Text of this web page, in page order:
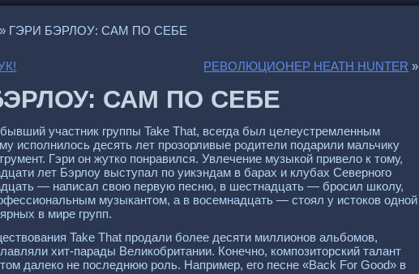
» ГЭРИ БЭРЛОУ: САМ ПО СЕБЕ
РЕВОЛЮЦИОНЕР HEATH HUNTER »
САМ ПО СЕБЕ
участник группы Take That, всегда был целеустремленным
исполнилось десять лет прозорливые родители подарили мальчику
Гэри он жутко понравился. Увлечение музыкой привело к тому,
лет Бэрлоу выступал по уикэндам в барах и клубах Северного
— написал свою первую песню, в шестнадцать — бросил школу,
музыкантом, а в восемнадцать — стоял у истоков одной
в мире групп.
Take That продали более десяти миллионов альбомов,
хит-парады Великобритании. Конечно, композиторский талант
далеко не последнюю роль. Например, его песне «Back For Good» в